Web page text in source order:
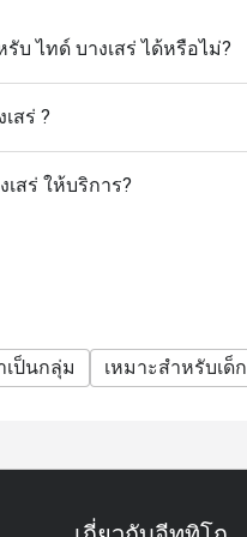
บ ไทด์ บางเสร่ ได้หรือไม่?
สร่ ?
สร่ ให้บริการ?
เป็นกลุ่ม เหมาะสำหรับเด็ก